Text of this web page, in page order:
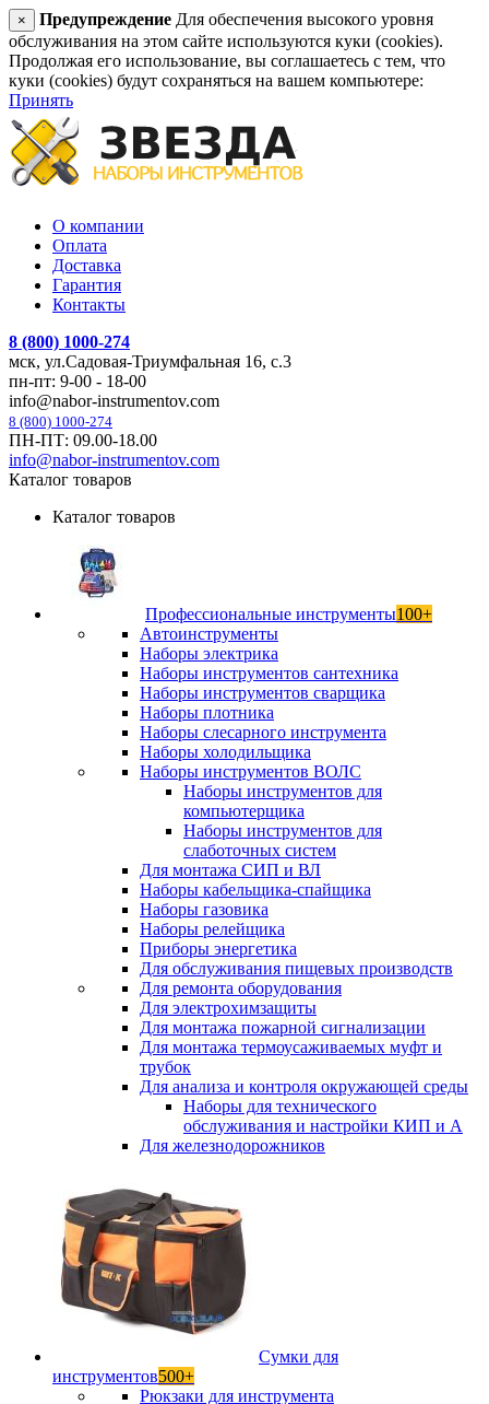
× Предупреждение Для обеспечения высокого уровня
обслуживания на этом сайте используются куки (cookies).
Продолжая его использование, вы соглашаетесь с тем, что
куки (cookies) будут сохраняться на вашем компьютере:
Принять
О компании
Оплата
Доставка
Гарантия
Контакты
8 (800) 1000-274
мск, ул.Садовая-Триумфальная 16, с.3
пн-пт: 9-00 - 18-00
info@nabor-instrumentov.com
8 (800) 1000-274
ПН-ПТ: 09.00-18.00
info@nabor-instrumentov.com
Каталог товаров
Каталог товаров
Профессиональные инструменты100+
Автоинструменты
Наборы электрика
Наборы инструментов сантехника
Наборы инструментов сварщика
Наборы плотника
Наборы слесарного инструмента
Наборы холодильщика
Наборы инструментов ВОЛС
Наборы инструментов для
компьютерщика
Наборы инструментов для
слаботочных систем
Для монтажа СИП и ВЛ
Наборы кабельщика-спайщика
Наборы газовика
Наборы релейщика
Приборы энергетика
Для обслуживания пищевых производств
Для ремонта оборудования
Для электрохимзащиты
Для монтажа пожарной сигнализации
Для монтажа термоусаживаемых муфт и
трубок
Для анализа и контроля окружающей среды
Наборы для технического
обслуживания и настройки КИП и А
Для железнодорожников
Сумки для
инструментов500+
Рюкзаки для инструмента